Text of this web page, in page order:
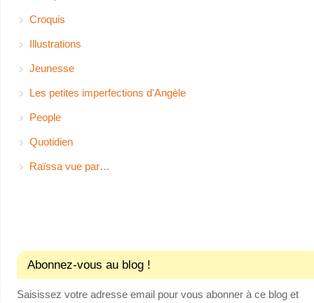
Croquis
Illustrations
Jeunesse
Les petites imperfections d'Angèle
People
Quotidien
Raïssa vue par…
Abonnez-vous au blog !
Saisissez votre adresse email pour vous abonner à ce blog et